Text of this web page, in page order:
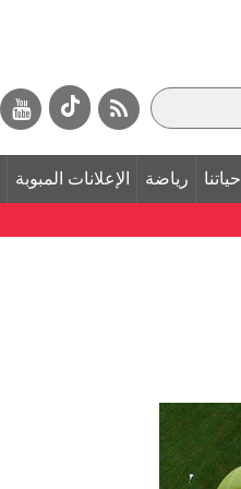
حياتنا رياضة الإعلانات المبوبة